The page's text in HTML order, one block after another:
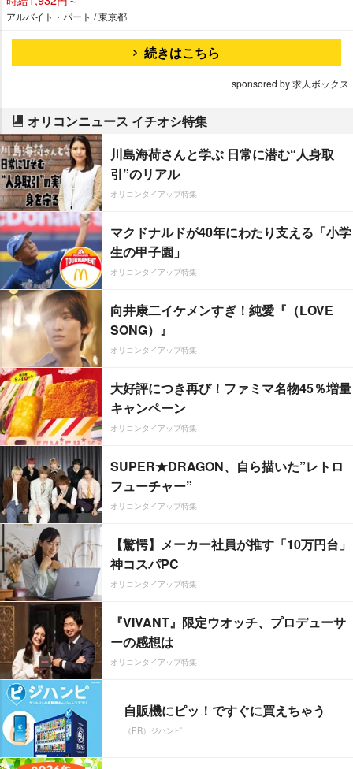
アルバイト・パート / 東京都
続きはこちら
sponsored by 求人ボックス
オリコンニュース イチオシ特集
川島海荷さんと学ぶ 日常に潜む“人身取
引”のリアル
オリコンタイアップ特集
マクドナルドが40年にわたり支える「小学
生の甲子園」
オリコンタイアップ特集
向井康二イケメンすぎ！純愛『（LOVE
SONG）』
オリコンタイアップ特集
大好評につき再び！ファミマ名物45％増量
キャンペーン
オリコンタイアップ特集
SUPER★DRAGON、自ら描いた”レトロ
フューチャー”
オリコンタイアップ特集
【驚愕】メーカー社員が推す「10万円台」
神コスパPC
オリコンタイアップ特集
『VIVANT』限定ウオッチ、プロデューサ
ーの感想は
オリコンタイアップ特集
自販機にピッ！ですぐに買えちゃう
（PR）ジハンピ